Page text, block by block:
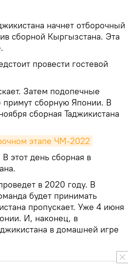
начнет отборочный
сборной Кыргызстана. Эта
провести гостевой
Затем подопечные
примут сборную Японии. В
сборная Таджикистана
этапе ЧМ-2022
этот день сборная в
в 2020 году. В
будет принимать
пропускает. Уже 4 июня
И, наконец, в
в домашней игре